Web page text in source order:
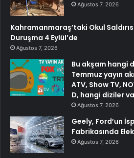
Ağustos 7, 2026
Kahramanmaraş’taki Okul
Duruşma 4 Eylül’de
Ağustos 7, 2026
Bu akşam hangi
Temmuz yayın
ATV, Show TV,
D, hangi diziler
Ağustos 7, 2026
Geely, Ford’un
Fabrikasında
Ağustos 7, 2026